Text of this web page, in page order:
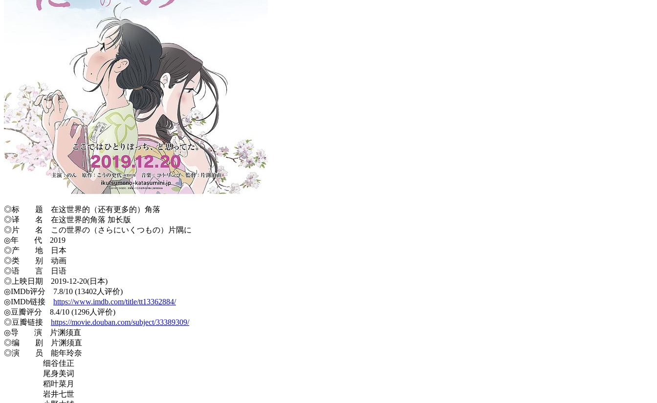
◎标 题 在这世界的（还有更多的）角落
◎译 名 在这世界的角落 加长版
◎片 名 この世界の（さらにいくつもの）片隅に
◎年 代 2019
◎产 地 日本
◎类 别 动画
◎语 言 日语
◎上映日期 2019-12-20(日本)
◎IMDb评分 7.8/10 (13402人评价)
◎IMDb链接 https://www.imdb.com/title/tt13362884/
◎豆瓣评分 8.4/10 (1296人评价)
◎豆瓣链接 https://movie.douban.com/subject/33389309/
◎导 演 片渊须直
◎编 剧 片渊须直
◎演 员 能年玲奈
细谷佳正
尾身美词
稻叶菜月
岩井七世